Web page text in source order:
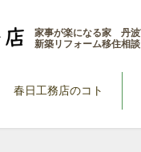
家事が楽になる家 丹波
新築リフォーム移住相談
春日工務店のコト